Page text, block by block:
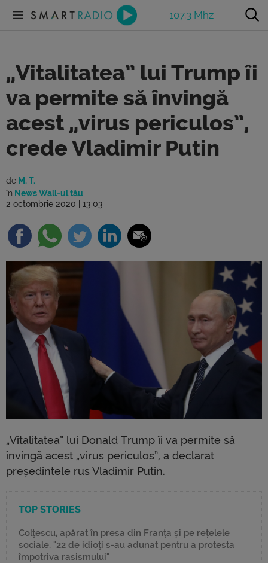
107.3 Mhz
„Vitalitatea” lui Trump îi
va permite să învingă
acest „virus periculos”,
crede Vladimir Putin
de M. T.
în News Wall-ul tău
2 octombrie 2020 | 13:03
„Vitalitatea” lui Donald Trump îi va permite să
învingă acest „virus periculos”, a declarat
președintele rus Vladimir Putin.
TOP STORIES
Colțescu, apărat în presa din Franța și pe rețelele
sociale. "22 de idioți s-au adunat pentru a protesta
împotriva rasismului"